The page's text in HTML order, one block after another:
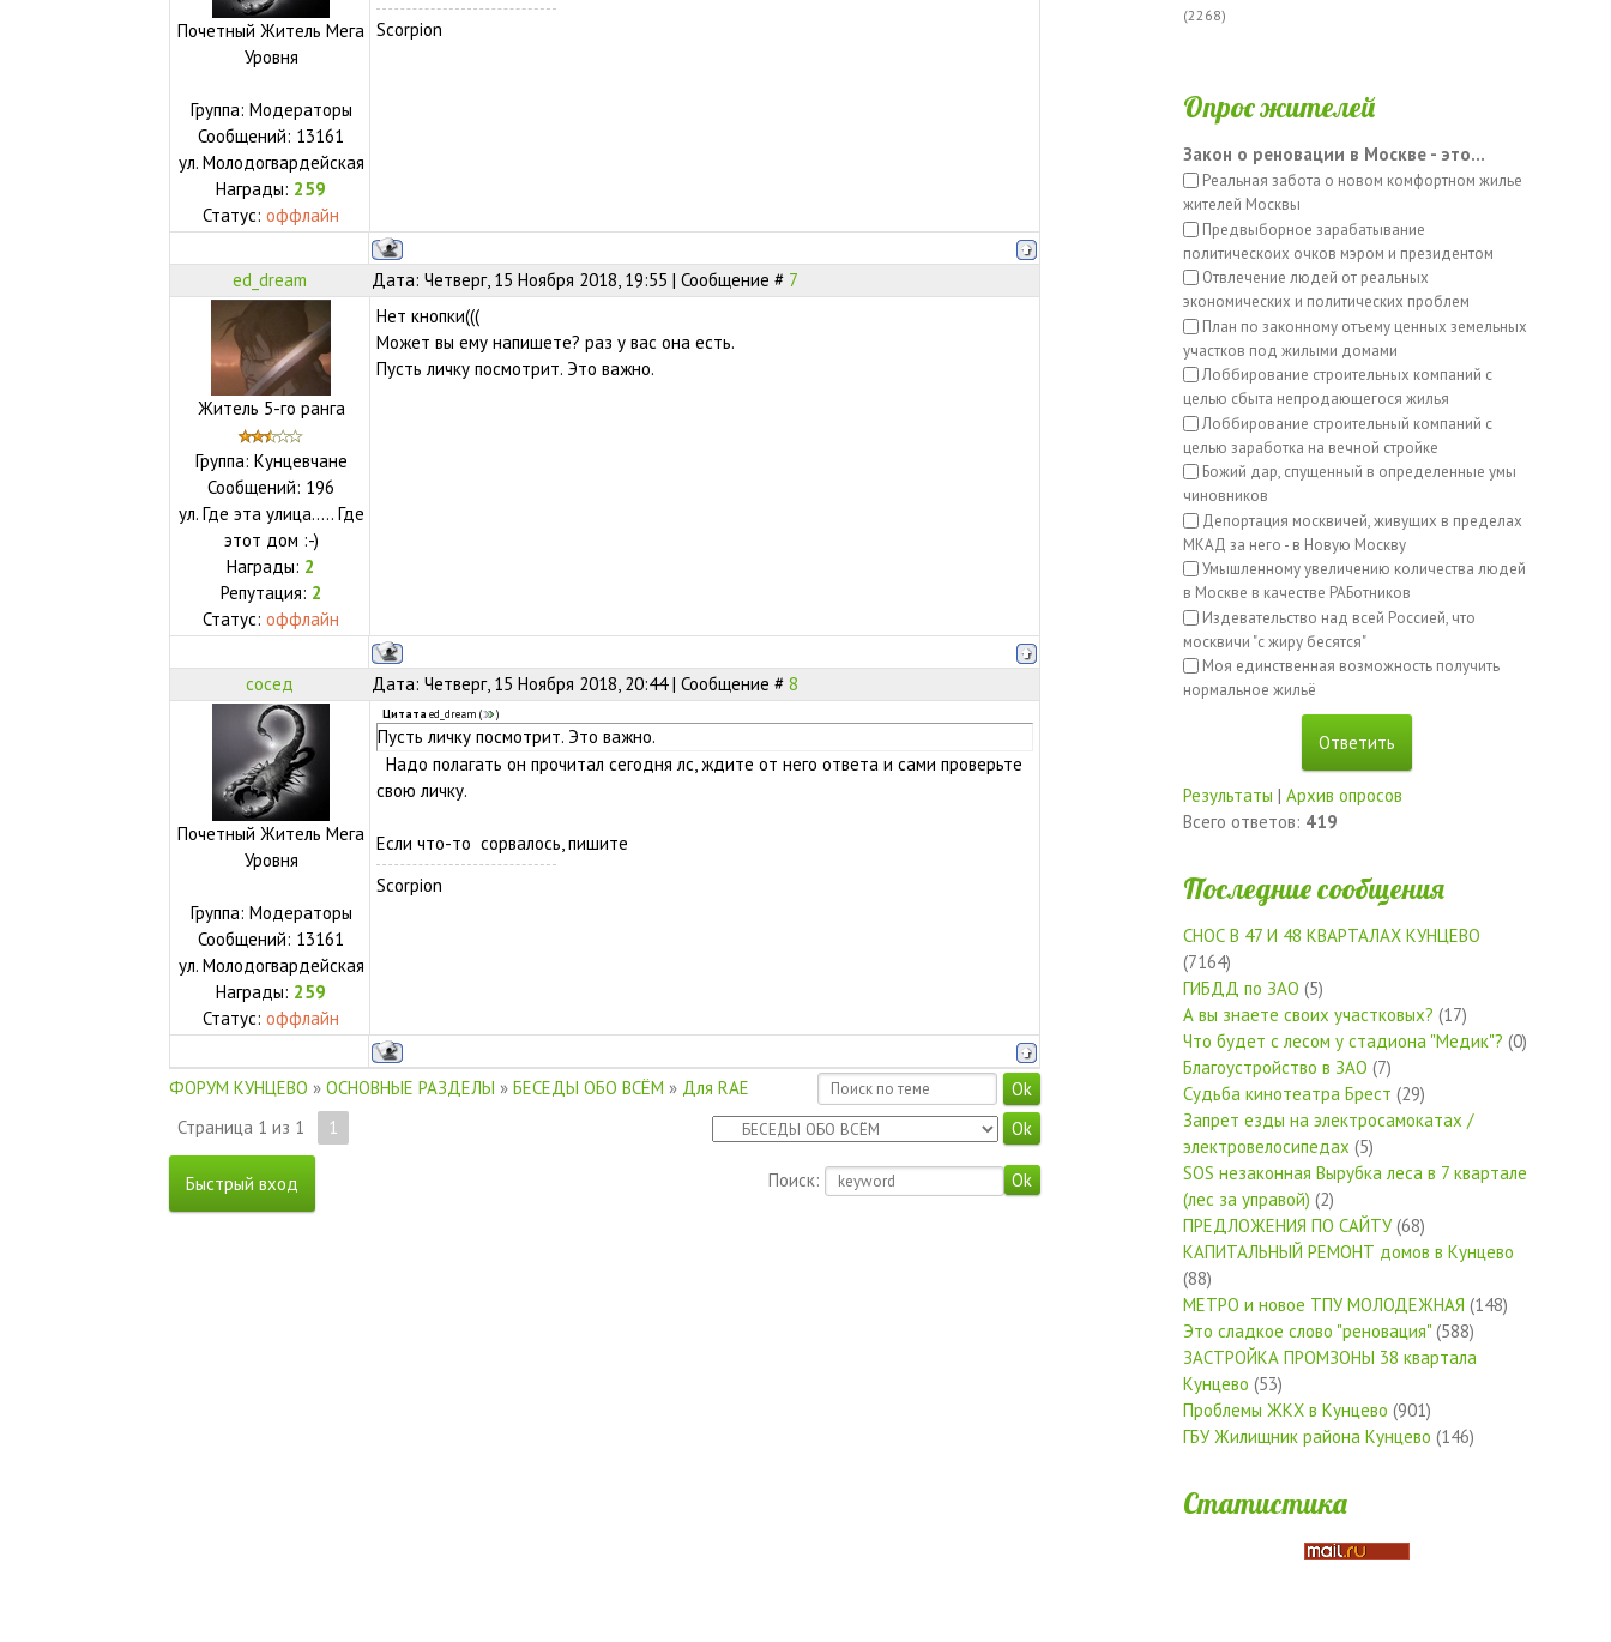
Почетный Житель Мега
Уровня
Группа: Модераторы
Сообщений: 13161
ул. Молодогвардейская
Награды: 259
Статус:оффлайн
Scorpion
ed_dream Дата: Четверг, 15 Ноября 2018, 19:55 | Сообщение # 7
Житель 5-го ранга
Группа: Кунцевчане
Сообщений: 196
ул. Где эта улица..... Где
этот дом :-)
Награды: 2
Репутация: 2
Статус:оффлайн
Нет кнопки(((
Может вы ему напишете? раз у вас она есть.
Пусть личку посмотрит. Это важно.
сосед Дата: Четверг, 15 Ноября 2018, 20:44 | Сообщение # 8
Почетный Житель Мега
Уровня
Группа: Модераторы
Сообщений: 13161
ул. Молодогвардейская
Награды: 259
Статус:оффлайн
Цитата ed_dream ( )
Пусть личку посмотрит. Это важно.
Надо полагать он прочитал сегодня лс, ждите от него ответа и сами проверьте
свою личку.
Если что-то сорвалось, пишите
Scorpion
ФОРУМ КУНЦЕВО » ОСНОВНЫЕ РАЗДЕЛЫ » БЕСЕДЫ ОБО ВСЁМ » Для RAE
Страница 1 из 1 1
Поиск:
(2268)
Опрос жителей
Закон о реновации в Москве - это...
Реальная забота о новом комфортном жилье
жителей Москвы
Предвыборное зарабатывание
политическоих очков мэром и президентом
Отвлечение людей от реальных
экономических и политических проблем
План по законному отъему ценных земельных
участков под жилыми домами
Лоббирование строительных компаний с
целью сбыта непродающегося жилья
Лоббирование строительный компаний с
целью заработка на вечной стройке
Божий дар, спущенный в определенные умы
чиновников
Депортация москвичей, живущих в пределах
МКАД за него - в Новую Москву
Умышленному увеличению количества людей
в Москве в качестве РАБотников
Издевательство над всей Россией, что
москвичи "с жиру бесятся"
Моя единственная возможность получить
нормальное жильё
Результаты | Архив опросов
Всего ответов: 419
Последние сообщения
СНОС В 47 И 48 КВАРТАЛАХ КУНЦЕВО
(7164)
ГИБДД по ЗАО (5)
А вы знаете своих участковых? (17)
Что будет с лесом у стадиона "Медик"? (0)
Благоустройство в ЗАО (7)
Судьба кинотеатра Брест (29)
Запрет езды на электросамокатах /
электровелосипедах (5)
SOS незаконная Вырубка леса в 7 квартале
(лес за управой) (2)
ПРЕДЛОЖЕНИЯ ПО САЙТУ(68)
КАПИТАЛЬНЫЙ РЕМОНТ домов в Кунцево
(88)
МЕТРО и новое ТПУ МОЛОДЕЖНАЯ (148)
Это сладкое слово "реновация"(588)
ЗАСТРОЙКА ПРОМЗОНЫ 38 квартала
Кунцево (53)
Проблемы ЖКХ в Кунцево (901)
ГБУ Жилищник района Кунцево (146)
Статистика